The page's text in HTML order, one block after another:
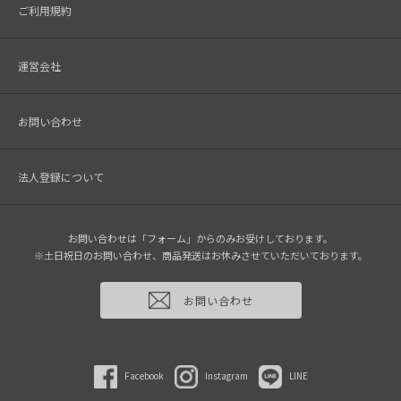
ご利用規約
運営会社
お問い合わせ
法人登録について
お問い合わせは「フォーム」からのみお受けしております。
※土日祝日のお問い合わせ、商品発送はお休みさせていただいております。
お問い合わせ
Facebook Instagram LINE